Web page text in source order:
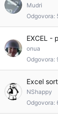
Mudri
Odgovora
EXCEL -
onua
Odgovora
Excel
NShappy
Odgovora